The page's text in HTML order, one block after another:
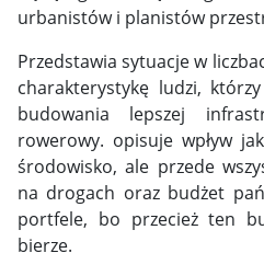
urbanistów i planistów
Przedstawia sytuacje w
charakterystykę ludzi,
budowania lepszej
rowerowy. opisuje wpływ
środowisko, ale przede
na drogach oraz budżet
portfele, bo przecież ten
bierze.